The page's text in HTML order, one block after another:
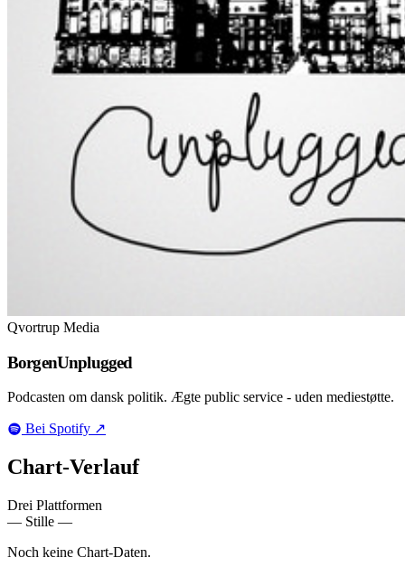
Qvortrup Media
BorgenUnplugged
Podcasten om dansk politik. Ægte public service - uden mediestøtte.
Bei Spotify ↗
Chart-Verlauf
Drei Plattformen
— Stille —
Noch keine Chart-Daten.